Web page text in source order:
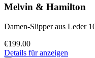
Melvin & Hamilton
Damen-Slipper aus Leder
€199.00
Details für anzeigen